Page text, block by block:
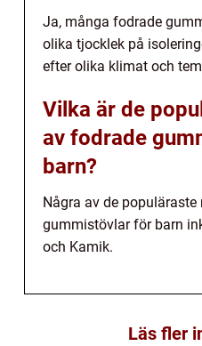
Ja, många fodrade
olika tjocklek på
efter olika klimat och
Vilka är de
av fodrade
barn?
Några av de
gummistövlar för barn
och Kamik.
Läs fler